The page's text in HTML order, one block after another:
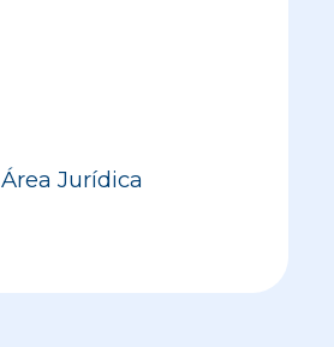
Área Jurídica